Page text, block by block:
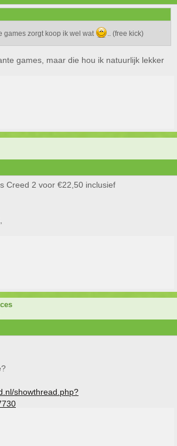
games zorgt koop ik wel wat .. (free kick)
games, maar die hou ik natuurlijk lekker
Creed 2 voor €22,50 inclusief
showthread.php?